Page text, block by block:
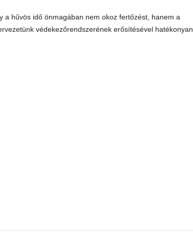
a hűvös idő önmagában nem okoz fertőzést, hanem a
védekezőrendszerének erősítésével hatékonyan